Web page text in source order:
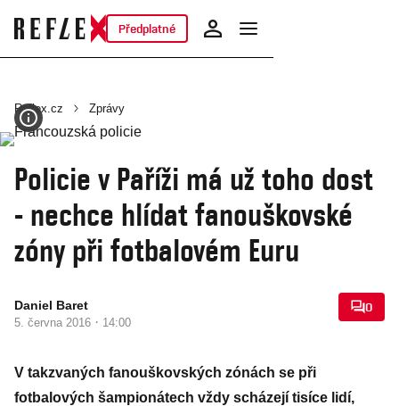
Předplatné
Reflex.cz Zprávy
Policie v Paříži má už toho dost
- nechce hlídat fanouškovské
zóny při fotbalovém Euru
Daniel Baret
5. června 2016 · 14:00
0
V takzvaných fanouškovských zónách se při
fotbalových šampionátech vždy scházejí tisíce lidí,